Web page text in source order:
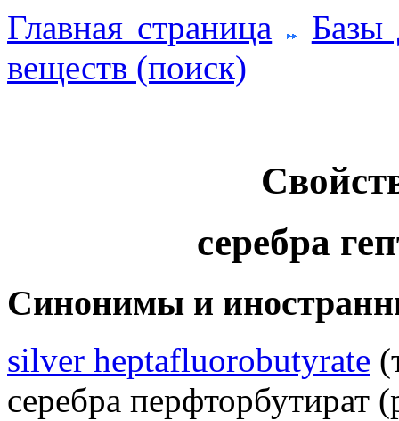
Главная страница
Базы
веществ (поиск)
серебра
Синонимы и
silver heptafluorobutyrate
серебра перфторбутират